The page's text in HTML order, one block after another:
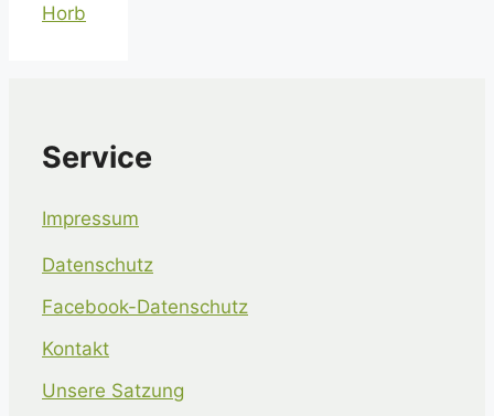
Horb
Service
Impressum
Datenschutz
Facebook-Datenschutz
Kontakt
Unsere Satzung